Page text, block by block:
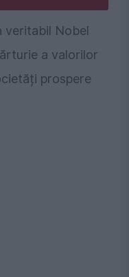
veritabil Nobel
a valorilor
prospere